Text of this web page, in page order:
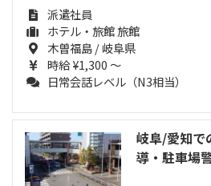
派遣社員
ホテル・旅館 旅館
木曽福島 / 岐阜県
時給 ¥1,300 ～
日常会話レベル（N3相当）
岐阜/愛知で
導・駐車場